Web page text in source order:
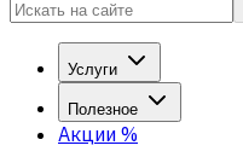
Услуги
Полезное
Акции %